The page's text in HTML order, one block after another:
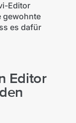
Editor
gewohnte
es dafür
Editor